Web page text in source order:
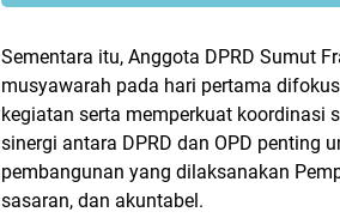
Sementara itu, Anggota DPRD Sumut
musyawarah pada hari pertama
kegiatan serta memperkuat koordinasi
sinergi antara DPRD dan OPD penting
pembangunan yang dilaksanakan
sasaran, dan akuntabel.